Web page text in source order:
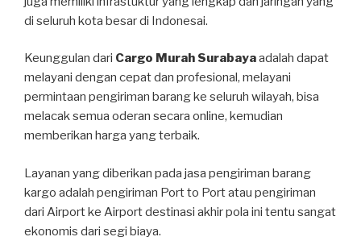
di seluruh kota besar di Indonesai.
Keunggulan dari Cargo Murah Surabayaadalah dapat
melayani dengan cepat dan profesional, melayani
permintaan pengiriman barang ke seluruh wilayah, bisa
melacak semua oderan secara online, kemudian
memberikan harga yang terbaik.
Layanan yang diberikan pada jasa pengiriman barang
kargo adalah pengiriman Port to Port atau pengiriman
dari Airport ke Airport destinasi akhir pola ini tentu sangat
ekonomis dari segi biaya.